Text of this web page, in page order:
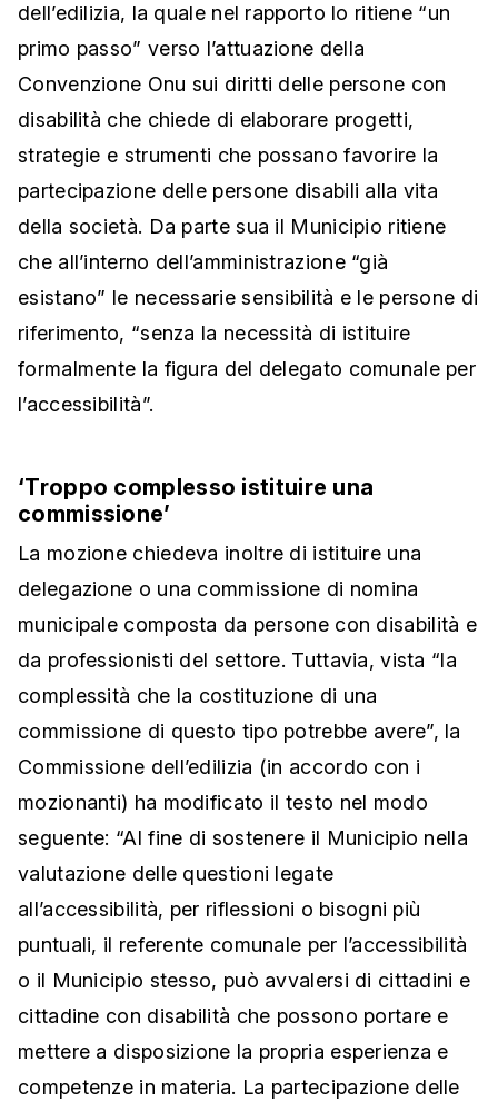
dell’edilizia, la quale nel rapporto lo ritiene “un
primo passo” verso l’attuazione della
Convenzione Onu sui diritti delle persone con
disabilità che chiede di elaborare progetti,
strategie e strumenti che possano favorire la
partecipazione delle persone disabili alla vita
della società. Da parte sua il Municipio ritiene
che all’interno dell’amministrazione “già
esistano” le necessarie sensibilità e le persone di
riferimento, “senza la necessità di istituire
formalmente la figura del delegato comunale per
l’accessibilità”.
‘Troppo complesso istituire una
commissione’
La mozione chiedeva inoltre di istituire una
delegazione o una commissione di nomina
municipale composta da persone con disabilità e
da professionisti del settore. Tuttavia, vista “la
complessità che la costituzione di una
commissione di questo tipo potrebbe avere”, la
Commissione dell’edilizia (in accordo con i
mozionanti) ha modificato il testo nel modo
seguente: “Al fine di sostenere il Municipio nella
valutazione delle questioni legate
all’accessibilità, per riflessioni o bisogni più
puntuali, il referente comunale per l’accessibilità
o il Municipio stesso, può avvalersi di cittadini e
cittadine con disabilità che possono portare e
mettere a disposizione la propria esperienza e
competenze in materia. La partecipazione delle